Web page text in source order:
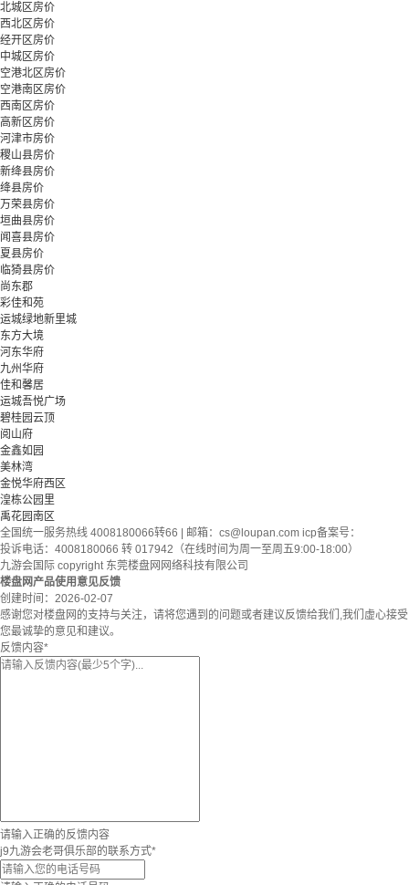
北城区房价
西北区房价
经开区房价
中城区房价
空港北区房价
空港南区房价
西南区房价
高新区房价
河津市房价
稷山县房价
新绛县房价
绛县房价
万荣县房价
垣曲县房价
闻喜县房价
夏县房价
临猗县房价
尚东郡
彩佳和苑
运城绿地新里城
东方大境
河东华府
九州华府
佳和馨居
运城吾悦广场
碧桂园云顶
阅山府
金鑫如园
美林湾
金悦华府西区
湟栋公园里
禹花园南区
全国统一服务热线 4008180066转66 | 邮箱： cs@loupan.com icp备案号：
投诉电话：4008180066 转 017942（在线时间为周一至周五9:00-18:00）
九游会国际 copyright 东莞楼盘网网络科技有限公司
楼盘网产品使用意见反馈
创建时间： 2026-02-07
感谢您对楼盘网的支持与关注，请将您遇到的问题或者建议反馈给我们,我们虚心接受
您最诚挚的意见和建议。
反馈内容*
请输入正确的反馈内容
j9九游会老哥俱乐部的联系方式*